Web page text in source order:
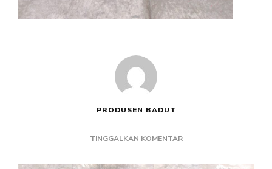
PRODUSEN BADUT
TINGGALKAN KOMENTARPADA
KOSTUM